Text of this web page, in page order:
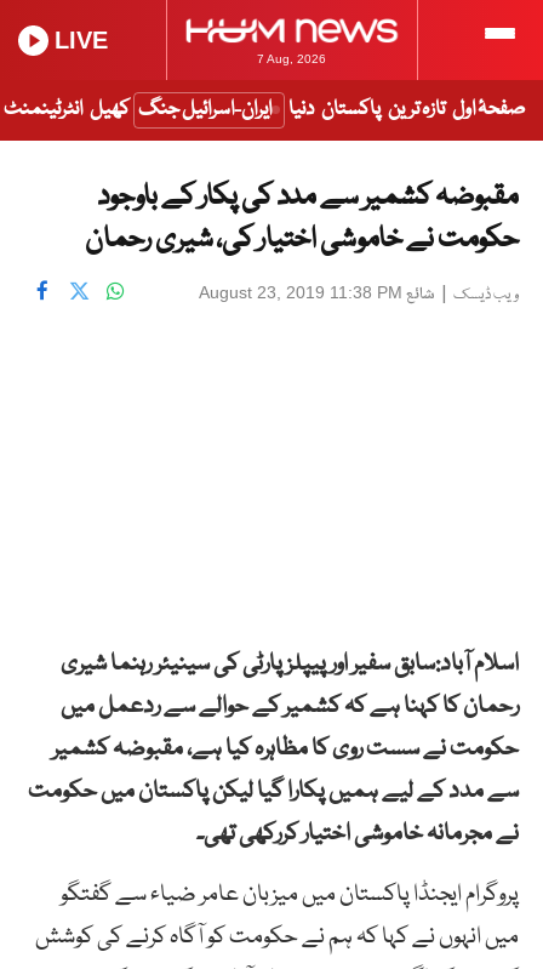
7 Aug, 2026
LIVE
صفحۂ اول تازہ ترین پاکستان دنیا ایران-اسرائیل جنگ کھیل انٹرٹینمنٹ
مقبوضہ کشمیر سے مدد کی پکار کے باوجود
حکومت نے خاموشی اختیار کی، شیری رحمان
ویب ڈیسک | شائع August 23, 2019 11:38 PM
اسلام آباد:سابق سفیر اور پیپلزپارٹی کی سینیئر رہنما شیری
رحمان کا کہنا ہے کہ کشمیر کے حوالے سے ردعمل میں
حکومت نے سست روی کا مظاہرہ کیا ہے، مقبوضہ کشمیر
سے مدد کے لیے ہمیں پکارا گیا لیکن پاکستان میں حکومت
نے مجرمانہ خاموشی اختیار کررکھی تھی۔
پروگرام ایجنڈا پاکستان میں میزبان عامر ضیاء سے گفتگو
میں انہوں نے کہا کہ ہم نے حکومت کو آگاہ کرنے کی کوشش